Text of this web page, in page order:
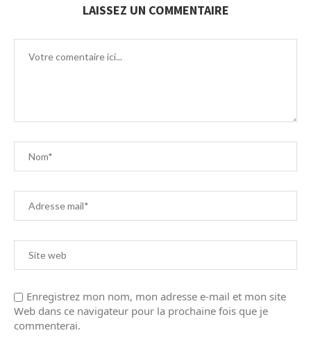
LAISSEZ UN COMMENTAIRE
Enregistrez mon nom, mon adresse e-mail et mon site
Web dans ce navigateur pour la prochaine fois que je
commenterai.